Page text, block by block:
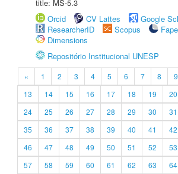
title: MS-5.3
Orcid
CV Lattes
Google
ResearcherID
Scopus
Dimensions
Repositório Institucional UNESP
« 1 2 3 4 5 6 7 8 9
13
14 15 16 17 18 19 20
24
25 26 27 28 29 30 31
35
36 37 38 39 40 41 42
46
47 48 49 50 51 52 53
57
58 59 60 61 62 63 64